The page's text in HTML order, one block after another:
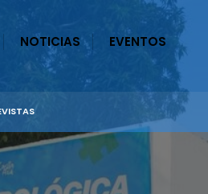
NOTICIAS EVENTOS